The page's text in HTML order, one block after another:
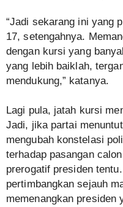
“Jadi sekarang ini yang
17, setengahnya.
dengan kursi yang
yang lebih baiklah,
mendukung,” katanya.
Lagi pula, jatah kursi
Jadi, jika partai
mengubah konstelasi
terhadap pasangan
prerogatif presiden
pertimbangkan sejauh
memenangkan presiden